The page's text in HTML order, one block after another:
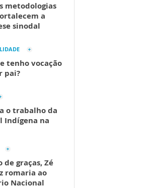
metodologias
a
sinodal
tenho vocação
pai?
o trabalho da
Indígena na
de graças, Zé
romaria ao
Nacional